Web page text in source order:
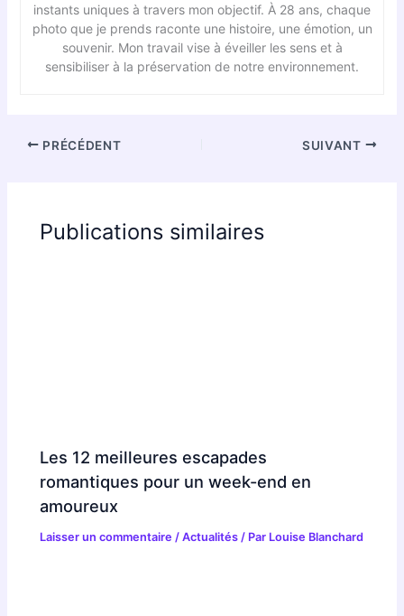
instants uniques à travers mon objectif. À 28 ans, chaque
photo que je prends raconte une histoire, une émotion, un
souvenir. Mon travail vise à éveiller les sens et à
sensibiliser à la préservation de notre environnement.
PRÉCÉDENT SUIVANT
Publications similaires
Les 12 meilleures escapades
romantiques pour un week-end en
amoureux
Laisser un commentaire /Actualités / Par Louise Blanchard